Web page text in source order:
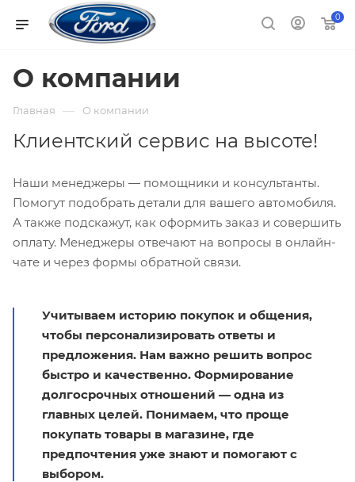
0
О компании
Главная — О компании
Клиентский сервис на высоте!
Наши менеджеры — помощники и консультанты.
Помогут подобрать детали для вашего автомобиля.
А также подскажут, как оформить заказ и совершить
оплату. Менеджеры отвечают на вопросы в онлайн-
чате и через формы обратной связи.
Учитываем историю покупок и общения,
чтобы персонализировать ответы и
предложения. Нам важно решить вопрос
быстро и качественно. Формирование
долгосрочных отношений — одна из
главных целей. Понимаем, что проще
покупать товары в магазине, где
предпочтения уже знают и помогают с
выбором.